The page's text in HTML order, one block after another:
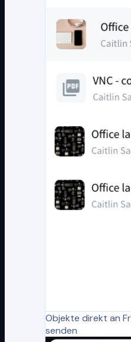
Objekte direkt an
senden